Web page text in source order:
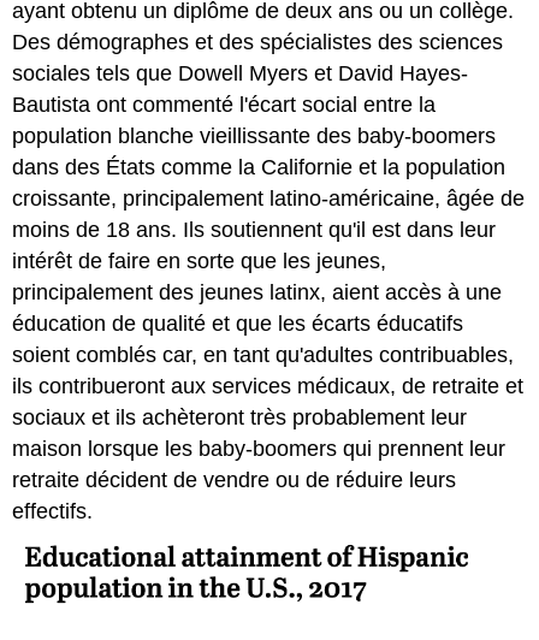
ayant obtenu un diplôme de deux ans ou un collège.
Des démographes et des spécialistes des sciences
sociales tels que Dowell Myers et David Hayes-
Bautista ont commenté l'écart social entre la
population blanche vieillissante des baby-boomers
dans des États comme la Californie et la population
croissante, principalement latino-américaine, âgée de
moins de 18 ans. Ils soutiennent qu'il est dans leur
intérêt de faire en sorte que les jeunes,
principalement des jeunes latinx, aient accès à une
éducation de qualité et que les écarts éducatifs
soient comblés car, en tant qu'adultes contribuables,
ils contribueront aux services médicaux, de retraite et
sociaux et ils achèteront très probablement leur
maison lorsque les baby-boomers qui prennent leur
retraite décident de vendre ou de réduire leurs
effectifs.